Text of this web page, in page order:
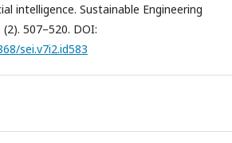
intelligence. Sustainable Engineering
507–520. DOI:
sei.v7i2.id583